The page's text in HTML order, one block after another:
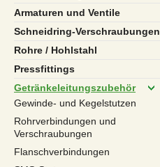
Armaturen und Ventile
Schneidring-Verschraubungen
Rohre / Hohlstahl
Pressfittings
Getränkeleitungszubehör
Gewinde- und Kegelstutzen
Rohrverbindungen und
Verschraubungen
Flanschverbindungen